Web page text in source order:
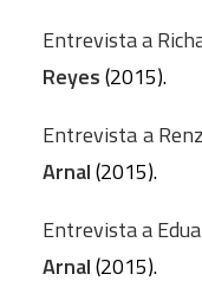
Entrevista a
Reyes(2015).
Entrevista a
Arnal(2015).
Entrevista a
Arnal(2015).